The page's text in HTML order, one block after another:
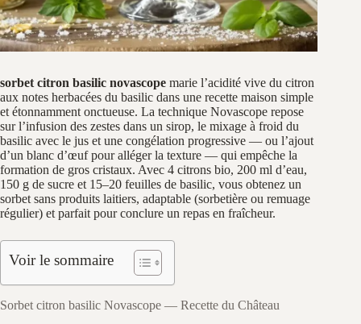
sorbet citron basilic novascope marie l’acidité vive du citron
aux notes herbacées du basilic dans une recette maison simple
et étonnamment onctueuse. La technique Novascope repose
sur l’infusion des zestes dans un sirop, le mixage à froid du
basilic avec le jus et une congélation progressive — ou l’ajout
d’un blanc d’œuf pour alléger la texture — qui empêche la
formation de gros cristaux. Avec 4 citrons bio, 200 ml d’eau,
150 g de sucre et 15–20 feuilles de basilic, vous obtenez un
sorbet sans produits laitiers, adaptable (sorbetière ou remuage
régulier) et parfait pour conclure un repas en fraîcheur.
Voir le sommaire
Sorbet citron basilic Novascope — Recette du Château